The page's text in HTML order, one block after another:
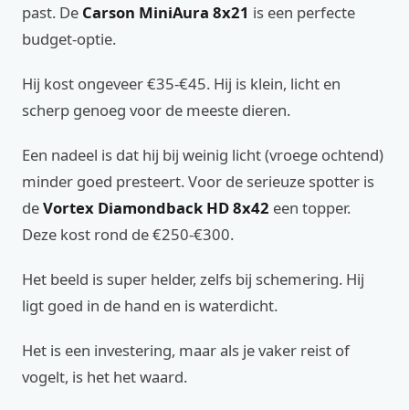
past. De Carson MiniAura 8x21 is een perfecte
budget-optie.
Hij kost ongeveer €35-€45. Hij is klein, licht en
scherp genoeg voor de meeste dieren.
Een nadeel is dat hij bij weinig licht (vroege ochtend)
minder goed presteert. Voor de serieuze spotter is
deVortex Diamondback HD 8x42 een topper.
Deze kost rond de €250-€300.
Het beeld is super helder, zelfs bij schemering. Hij
ligt goed in de hand en is waterdicht.
Het is een investering, maar als je vaker reist of
vogelt, is het het waard.